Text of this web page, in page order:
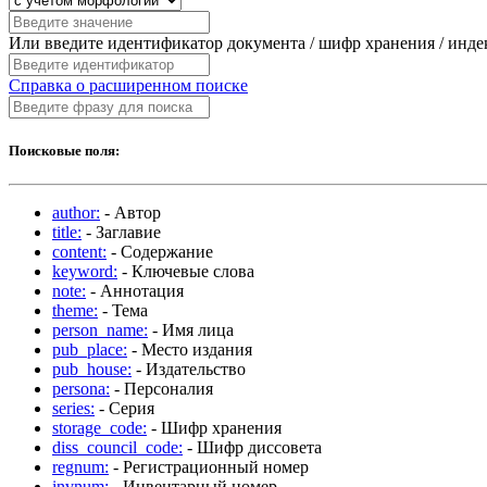
Или введите идентификатор документа / шифр хранения /
Справка о расширенном поиске
Поисковые поля:
author: - Автор
title: - Заглавие
content: - Содержание
keyword: - Ключевые слова
note: - Аннотация
theme: - Тема
person_name: - Имя лица
pub_place: - Место издания
pub_house: - Издательство
persona: - Персоналия
series: - Серия
storage_code: - Шифр хранения
diss_council_code: - Шифр диссовета
regnum: - Регистрационный номер